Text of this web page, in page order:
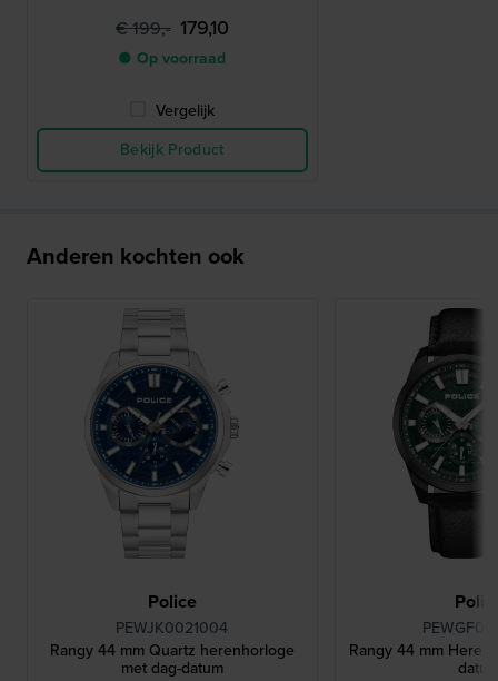
€ 199,- 179,10
● Op voorraad
Vergelijk
Bekijk Product
Anderen kochten ook
Police
PEWJK0021004
Rangy 44 mm Quartz herenhorloge
met dag-datum
Rangy 44 mm